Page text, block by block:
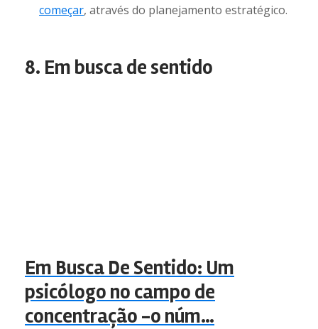
começar, através do planejamento estratégico.
8. Em busca de sentido
Em Busca De Sentido: Um
psicólogo no campo de
concentração -o núm…